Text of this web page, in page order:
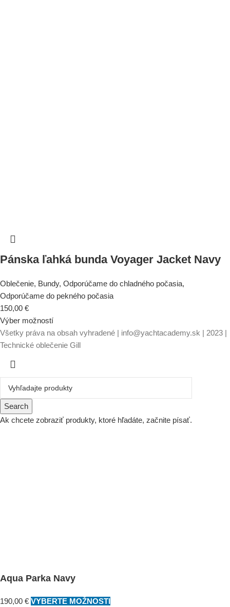
Pánska ľahká bunda Voyager Jacket Navy
Oblečenie, Bundy, Odporúčame do chladného počasia,
Odporúčame do pekného počasia
150,00 €
Výber možností
Všetky práva na obsah vyhradené | info@yachtacademy.sk | 2023 |
Technické oblečenie Gill
Search
Ak chcete zobraziť produkty, ktoré hľadáte, začnite písať.
Aqua Parka Navy
190,00 € VYBERTE MOŽNOSTI